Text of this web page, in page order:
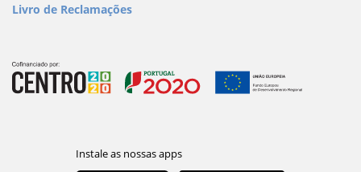
Livro de Reclamações